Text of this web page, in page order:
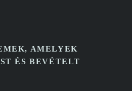
AMELYEK
ÉS BEVÉTELT